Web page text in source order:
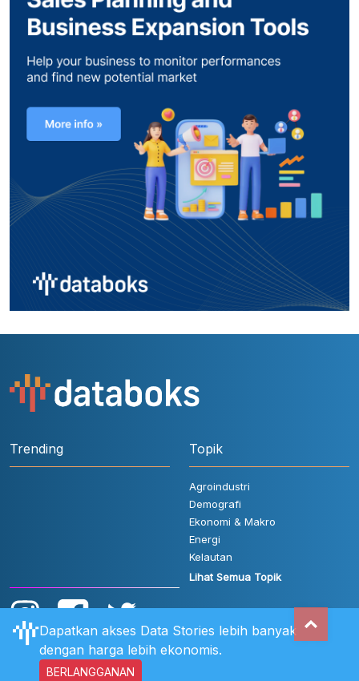
Trending Topik
Agroindustri
Demografi
Ekonomi & Makro
Energi
Kelautan
Lihat Semua Topik
Dapatkan akses Data Stories lebih banyak
dengan harga lebih ekonomis.
BERLANGGANAN